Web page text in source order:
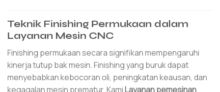
Teknik Finishing Permukaan dalam
Layanan Mesin CNC
Finishing permukaan secara signifikan mempengaruhi
kinerja tutup bak mesin. Finishing yang buruk dapat
menyebabkan kebocoran oli, peningkatan keausan, dan
kegagalan mesin prematur. KamiLayanan pemesinan